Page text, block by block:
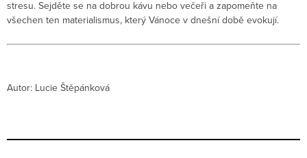
stresu. Sejděte se na dobrou kávu nebo večeři a zapomeňte na
všechen ten materialismus, který Vánoce v dnešní době evokují.
Autor: Lucie Štěpánková